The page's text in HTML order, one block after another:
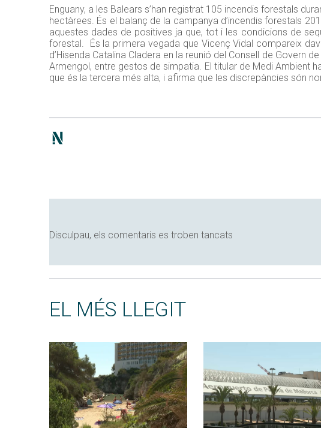
Enguany, a les Balears s’han registrat 105 incendis forestals
hectàrees. És el balanç de la campanya d’incendis forestals
aquestes dades de positives ja que, tot i les condicions de
forestal. És la primera vegada que Vicenç Vidal compareix
d’Hisenda Catalina Cladera en la reunió del Consell de Govern
Armengol, entre gestos de simpatia. El titular de Medi Ambient
que és la tercera més alta, i afirma que les discrepàncies són
Disculpau, els comentaris es troben tancats
EL MÉS LLEGIT